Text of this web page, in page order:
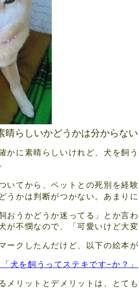
晴らしいかどうかは分からない
かに素晴らしいけれど、犬を飼
いてから、ペットとの死別を経
うかは判断がつかない。あまり
おうかどうか迷ってる」とか言
が不憫なので、「可愛いけど大
ークしたんだけど、以下の絵本
犬を飼うってステキです−か？」
メリットとデメリットは、とても